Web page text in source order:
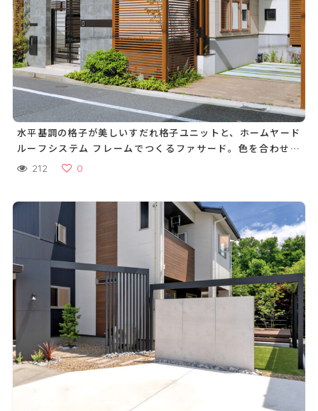
水平基調の格子が美しいすだれ格子ユニットと、ホームヤード
ルーフシステム フレームでつくるファサード。色を合わせて
一体感のあるデザインに
212 0